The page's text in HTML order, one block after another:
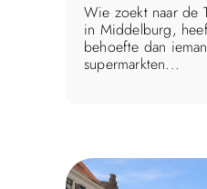
Wie zoekt naar de
in Middelburg,
behoefte dan
supermarkten...